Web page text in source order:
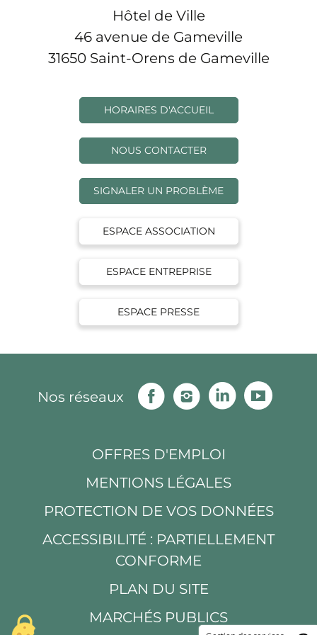
Hôtel de Ville
46 avenue de Gameville
31650 Saint-Orens de Gameville
HORAIRES D'ACCUEIL
NOUS CONTACTER
SIGNALER UN PROBLÈME
ESPACE ASSOCIATION
ESPACE ENTREPRISE
ESPACE PRESSE
Nos réseaux
FacebookInstagramLinkedin
OFFRES D'EMPLOI
MENTIONS LÉGALES
PROTECTION DE VOS DONNÉES
ACCESSIBILITÉ : PARTIELLEMENT
CONFORME
PLAN DU SITE
MARCHÉS PUBLICS